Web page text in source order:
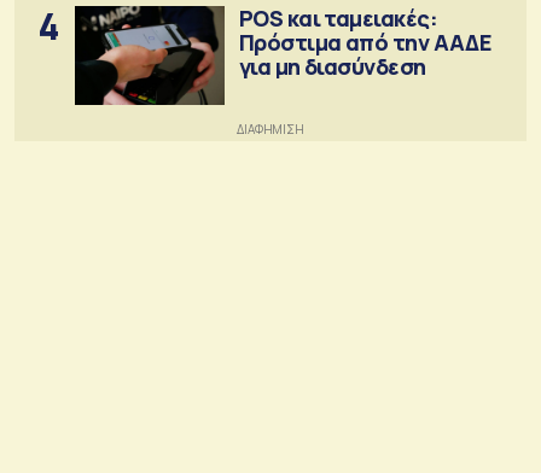
4
POS και ταμειακές:
Πρόστιμα από την ΑΑΔΕ
για μη διασύνδεση